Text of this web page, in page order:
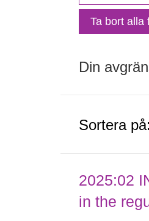
Ta bort alla
Din
Sortera på:
2025:02
in the